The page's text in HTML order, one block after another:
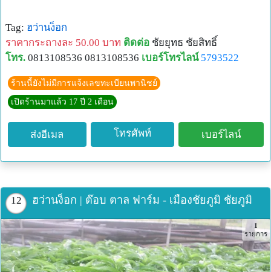
ใบ วันละ 2 ครั้ง รับประทานติดต่อกันไปประมาณ 100 ใบ
4. โรคตับอักเสบ คอพอก รับประทานครั้งละ 7 ใบ วันละ 3 ครั้ง
รับประทานติดต่อกันไปจนครบ 150 ใบ
ละ 3 ครั้ง รับประทานไปจนครบ 30 ใบ
6. อาการท้องไส้ไม่ปกติ รับประทาน 7-14 ใบ 2 ครั้ง หาย
8. อาการปัสสาวะแสบ ปัสสาวะเป็นเลือดรับประทาน 14-21 ใบ
โดยการคั้นเอาน้ำข้น ๆ รับประทาน
9. โรคตาแดง รับประทาน 7 ใบ และบด 3 ใบ ปิดที่ตา เวลา
10. โรคความดันสูงจะลดทันทีเมื่อรับประทาน 5-9 ใบ (ผู้เขียน
ได้ทดลองด้วยตนเองดีสมราคาคุย)
11. แก้โรคเบาหวานผู้ชายรับประทานวันละ 7 ใบ ผู้หญิงรับ
ประทานวันละ 9 ใบ ภายใน 90 วัน หาย
12. ใช้กับสัตว์ เช่น ไก่เหงา เป็นอหิวาต์ หรือนิวคาสเซิล ให้ไก่
กิน 2-3 ใบไก่ชนหลังจากการชนแล้วให้กิน 2-3 ใบ (น่าจะ
Tag: ฮว่านง็อก
ราคากระถางละ 50.00 บาท ติดต่อ ชัยยุทธ ชัยสิทธิ์
โทร. 0813108536 0813108536 เบอร์โทรไลน์ 5793522
ร้านนี้ยังไม่มีการแจ้งเลขทะเบียนพานิชย์
เปิดร้านมาแล้ว 17 ปี 2 เดือน
ส่งอีเมล โทรศัพท์ เบอร์ไลน์
12 ฮว่านง็อก | ต๊อบ ตาล ฟาร์ม - เมืองชัยภูมิ ชัยภูมิ
1
รายการ